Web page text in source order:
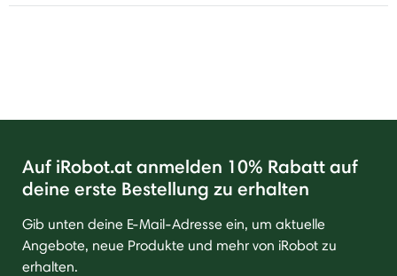
Auf iRobot.at anmelden 10% Rabatt auf
deine erste Bestellung zu erhalten
Gib unten deine E-Mail-Adresse ein, um aktuelle
Angebote, neue Produkte und mehr von iRobot zu
erhalten.